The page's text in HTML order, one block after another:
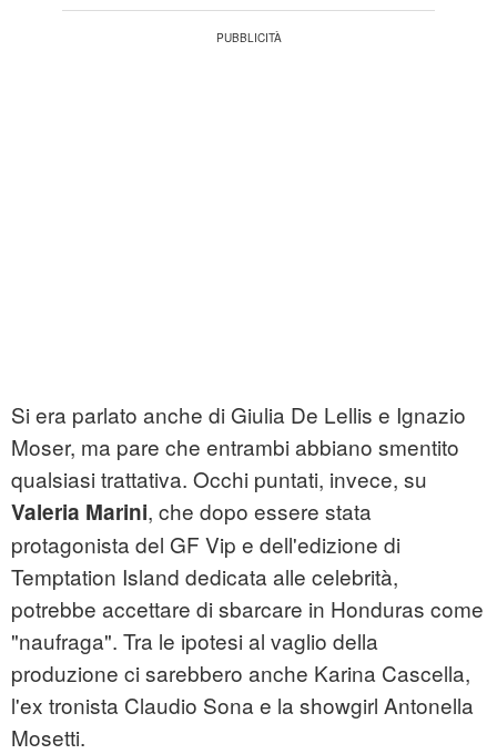
Si era parlato anche di Giulia De Lellis e Ignazio
Moser, ma pare che entrambi abbiano smentito
qualsiasi trattativa. Occhi puntati, invece, su
Valeria Marini, che dopo essere stata
protagonista del GF Vip e dell'edizione di
Temptation Island dedicata alle celebrità,
potrebbe accettare di sbarcare in Honduras come
"naufraga". Tra le ipotesi al vaglio della
produzione ci sarebbero anche Karina Cascella,
l'ex tronista Claudio Sona e la showgirl Antonella
Mosetti.